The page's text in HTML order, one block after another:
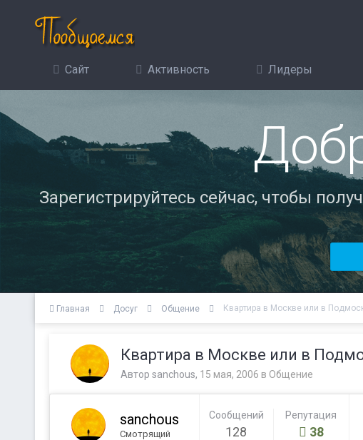
Сайт Активность Лидеры
Зарегистрируйтесь сейчас, чтобы
Главная Досуг Общение Квартира в Москве или в
Квартира в Москве или в
Автор sanchous, 15 мая, 2006 в Общение
sanchous
Смотрящий
Сообщений
128
Репутация
38